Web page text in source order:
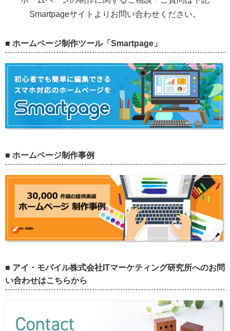
Smartpageサイトよりお問い合わせください。
■ ホームページ制作ツール「Smartpage」
■ ホームページ制作事例
■ アイ・モバイル株式会社ITマーケティング研究所へのお問
い合わせはこちらから